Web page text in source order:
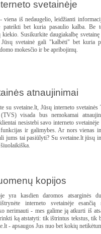
svetainėje
viena iš nedaugelio, leidžianti
pateikti bet kuria pasaulio kalba. Be
Susikurkite daugiakalbę
svetainė gali "kalbėti" bet kuria
mokesčio ir be apribojimų.
atnaujinimai
su svetaine.lt, Jūsų interneto svetainės
visada bus nemokamai
nesistebi savo interneto svetainėje
funkcijas ir galimybes. Ar nors vienas
jums tai pasiūlyti? Su svetaine.lt jūsų
kopijos
yra kasdien daromos atsarginės
interneto svetainėje esančią
nerimauti - mes galime ją atkurti iš
ką atstatyti: tik ištrintus tekstus, tik
- apsaugos Jus nuo bet kokių